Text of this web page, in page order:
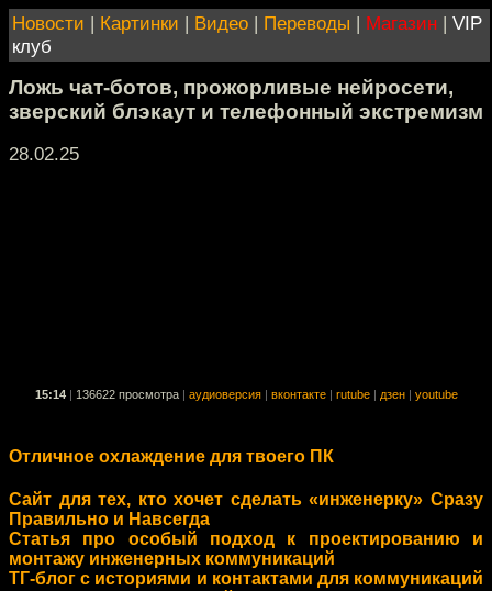
Новости | Картинки | Видео | Переводы | Магазин | VIP
клуб
Ложь чат-ботов, прожорливые нейросети,
зверский блэкаут и телефонный экстремизм
28.02.25
15:14 136622 просмотра аудиоверсия вконтакте rutube дзен youtube
Отличное охлаждение для твоего ПК
Сайт для тех, кто хочет сделать «инженерку» Сразу
Правильно и Навсегда
Статья про особый подход к проектированию и
монтажу инженерных коммуникаций
ТГ-блог с историями и контактами для коммуникаций